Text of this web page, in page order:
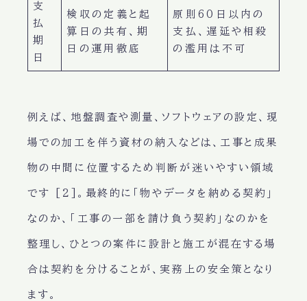
支
払
期
日
検収の定義と起
算日の共有、期
日の運用徹底
原則60日以内の
支払、遅延や相殺
の濫用は不可
例えば、地盤調査や測量、ソフトウェアの設定、現
場での加工を伴う資材の納入などは、工事と成果
物の中間に位置するため判断が迷いやすい領域
です [2]。最終的に「物やデータを納める契約」
なのか、「工事の一部を請け負う契約」なのかを
整理し、ひとつの案件に設計と施工が混在する場
合は契約を分けることが、実務上の安全策となり
ます。